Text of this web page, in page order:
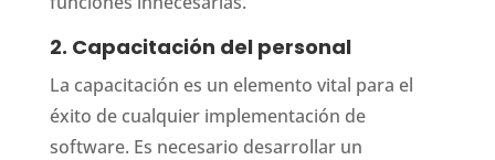
2. Capacitación del personal
La capacitación es un elemento vital para el
éxito de cualquier implementación de
software. Es necesario desarrollar un